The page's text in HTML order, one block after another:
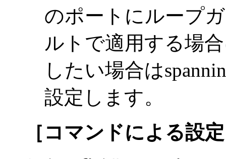
のポートにループ
ルトで適用する場
したい場合は
設定します。
［コマンドによる設